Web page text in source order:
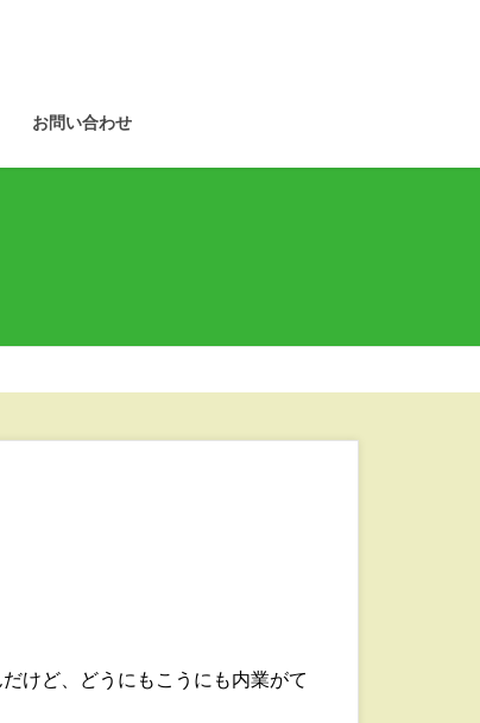
お問い合わせ
けど、どうにもこうにも内業がて